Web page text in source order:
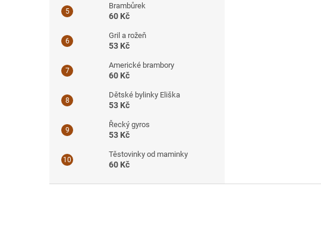
Brambůrek
60 Kč
Gril a rožeň
53 Kč
Americké brambory
60 Kč
Dětské bylinky Eliška
53 Kč
Řecký gyros
53 Kč
Těstovinky od maminky
60 Kč